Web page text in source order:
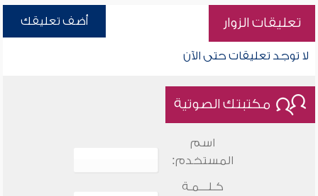
تعليقات الزوار أضف تعليقك
لا توجد تعليقات حتى الآن
مكتبتك الصوتية
اسم
المستخدم:
كـلـــمـة